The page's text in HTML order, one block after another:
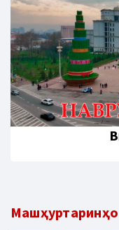
Машҳуртаринҳо